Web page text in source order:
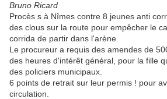
Bruno Ricard
Procès s à Nîmes contre 8 jeunes anti
des clous sur la route pour empêcher le
corrida de partir dans l'arène.
Le procureur a requis des amendes de
des heures d'intérêt général, pour la fille
des policiers municipaux.
6 points de retrait sur leur permis ! pour
circulation.